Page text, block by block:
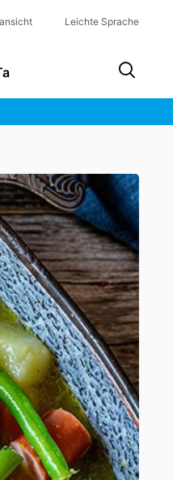
Leichte Sprache